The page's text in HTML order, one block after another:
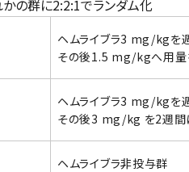
の群に2:2:1でランダム化
ヘムライブラ3 mg/kgを
その後1.5 mg/kgへ用量
ヘムライブラ3 mg/kgを
その後3 mg/kg を2週間
ヘムライブラ非投与群